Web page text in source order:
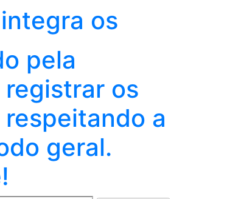
os
pela
os
a
geral.